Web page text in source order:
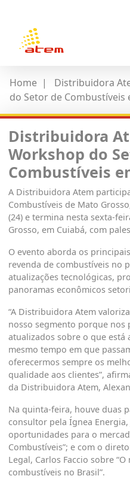
Home |
Distribuidora
do Setor de Combustíveis
Distribuidora
Workshop do
Combustíveis
A Distribuidora Atem
Combustíveis de Mato
(24) e termina nesta sexta-
Grosso, em Cuiabá, com
O evento aborda os
revenda de combustíveis no
atualizações tecnológicas,
panoramas econômicos
“A Distribuidora Atem
nosso segmento porque nos
atualizados sobre o que está
mesmo tempo em que
oferecermos sempre os
qualidade aos clientes”,
da Distribuidora Atem,
Na quinta-feira, houve duas
consultor pela Ígnea Energia,
oportunidades para o
Combustíveis”; e com o
Legal, Carlos Faccio sobre
combustíveis no Brasil”.